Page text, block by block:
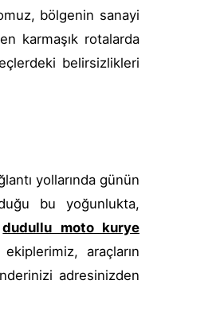
bölgenin sanayi
karmaşık rotalarda
belirsizlikleri
yollarında günün
bu yoğunlukta,
dudullu moto kurye
araçların
adresinizden